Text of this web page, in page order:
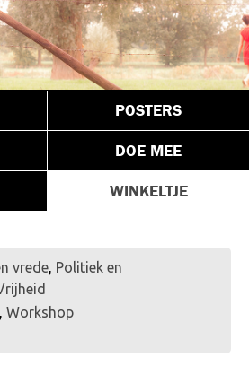
POSTERS
DOE MEE
WINKELTJE
vrede, Politiek en
, Workshop